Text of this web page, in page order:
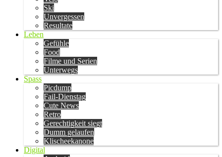
Ski
Unvergessen
Resultate
Leben
Gefühle
Food
Filme und Serien
Unterwegs
Spass
Picdump
Fail-Dienstag
Cute News
Retro
Gerechtigkeit siegt
Dumm gelaufen
Klischeekanone
Digital